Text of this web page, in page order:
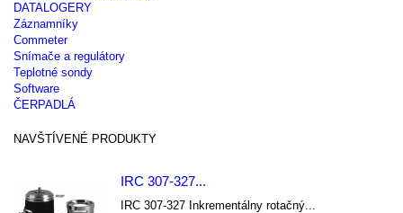
DATALOGERY
Záznamníky
Commeter
Snímače a regulátory
Teplotné sondy
Software
ČERPADLÁ
NAVŠTÍVENÉ PRODUKTY
IRC 307-327...
IRC 307-327 Inkrementálny rotačný...